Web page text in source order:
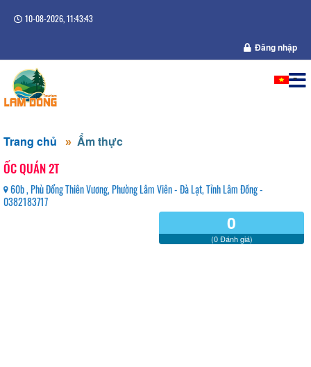
10-08-2026, 11:43:43
Đăng nhập
Trang chủ Ẩm thực
ỐC QUÁN 2T
60b , Phù Đổng Thiên Vương, Phường Lâm Viên - Đà Lạt, Tỉnh Lâm Đồng -
0382183717
0
(0 Đánh giá)